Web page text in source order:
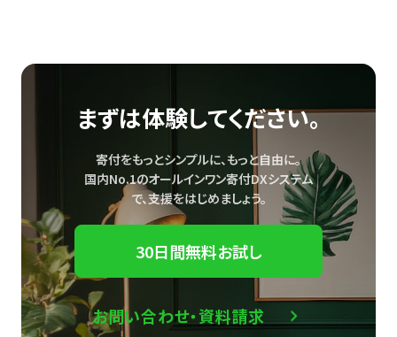
まずは体験してください。
寄付をもっとシンプルに、もっと自由に。
国内No.1のオールインワン寄付DXシステム
で、支援をはじめましょう。
30日間無料お試し
お問い合わせ・資料請求